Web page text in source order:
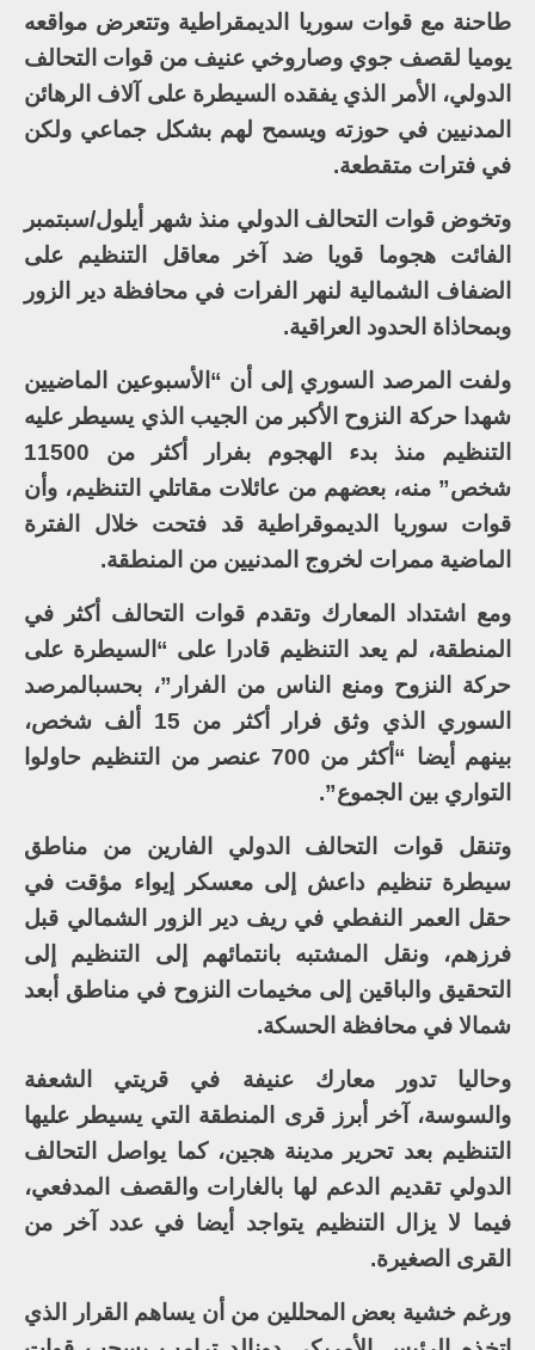
طاحنة مع قوات سوريا الديمقراطية وتتعرض مواقعه
يوميا لقصف جوي وصاروخي عنيف من قوات التحالف
الدولي، الأمر الذي يفقده السيطرة على آلاف الرهائن
المدنيين في حوزته ويسمح لهم بشكل جماعي ولكن
في فترات متقطعة.
وتخوض قوات التحالف الدولي منذ شهر أيلول/سبتمبر
الفائت هجوما قويا ضد آخر معاقل التنظيم على
الضفاف الشمالية لنهر الفرات في محافظة دير الزور
وبمحاذاة الحدود العراقية.
ولفت المرصد السوري إلى أن “الأسبوعين الماضيين
شهدا حركة النزوح الأكبر من الجيب الذي يسيطر عليه
التنظيم منذ بدء الهجوم بفرار أكثر من 11500
شخص” منه، بعضهم من عائلات مقاتلي التنظيم، وأن
قوات سوريا الديموقراطية قد فتحت خلال الفترة
الماضية ممرات لخروج المدنيين من المنطقة.
ومع اشتداد المعارك وتقدم قوات التحالف أكثر في
المنطقة، لم يعد التنظيم قادرا على “السيطرة على
حركة النزوح ومنع الناس من الفرار”، بحسبالمرصد
السوري الذي وثق فرار أكثر من 15 ألف شخص،
بينهم أيضا “أكثر من 700 عنصر من التنظيم حاولوا
التواري بين الجموع”.
وتنقل قوات التحالف الدولي الفارين من مناطق
سيطرة تنظيم داعش إلى معسكر إيواء مؤقت في
حقل العمر النفطي في ريف دير الزور الشمالي قبل
فرزهم، ونقل المشتبه بانتمائهم إلى التنظيم إلى
التحقيق والباقين إلى مخيمات النزوح في مناطق أبعد
شمالا في محافظة الحسكة.
وحاليا تدور معارك عنيفة في قريتي الشعفة
والسوسة، آخر أبرز قرى المنطقة التي يسيطر عليها
التنظيم بعد تحرير مدينة هجين، كما يواصل التحالف
الدولي تقديم الدعم لها بالغارات والقصف المدفعي،
فيما لا يزال التنظيم يتواجد أيضا في عدد آخر من
القرى الصغيرة.
ورغم خشية بعض المحللين من أن يساهم القرار الذي